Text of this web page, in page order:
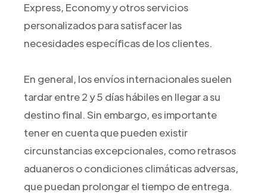
Express, Economy y otros servicios
personalizados para satisfacer las
necesidades específicas de los clientes.
En general, los envíos internacionales suelen
tardar entre 2 y 5 días hábiles en llegar a su
destino final. Sin embargo, es importante
tener en cuenta que pueden existir
circunstancias excepcionales, como retrasos
aduaneros o condiciones climáticas adversas,
que puedan prolongar el tiempo de entrega.